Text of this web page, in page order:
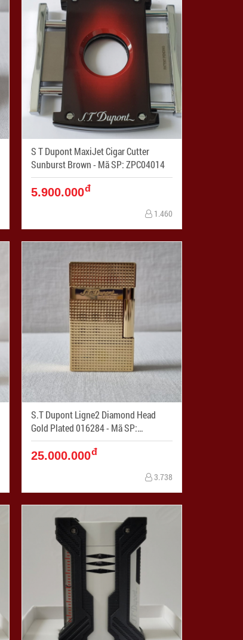
S T Dupont MaxiJet Cigar Cutter
Sunburst Brown - Mã SP: ZPC04014
5.900.000đ
1.460
S.T Dupont Ligne2 Diamond Head
Gold Plated 016284 - Mã SP:
STDP011
25.000.000đ
3.738